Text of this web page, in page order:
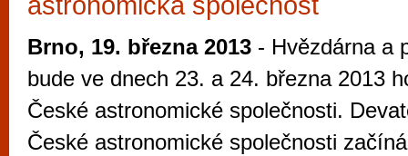
Brno, 19. března 2013 - Hvězdárna a
bude ve dnech 23. a 24. března 2013
České astronomické společnosti.
České astronomické společnosti
Brno je
zajímavé
restaurace,
Mimo jiné je ale také místem, kde si